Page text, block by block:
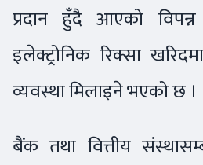
प्रदान हुँदै आएको
इलेक्ट्रोनिक रिक्सा
व्यवस्था मिलाइने भएको छ ।
बैंक तथा वित्तीय